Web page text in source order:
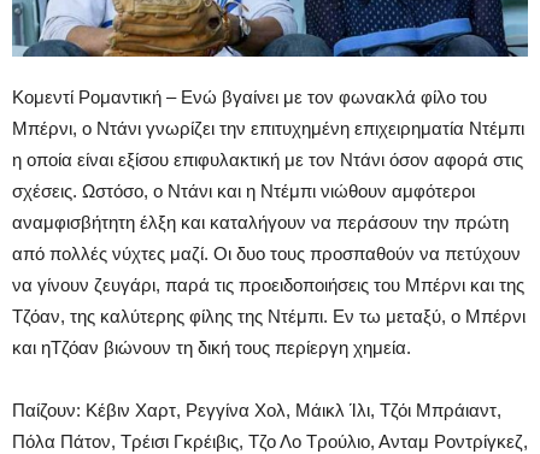
Κομεντί Ρομαντική – Ενώ βγαίνει με τον φωνακλά φίλο του
Μπέρνι, ο Ντάνι γνωρίζει την επιτυχημένη επιχειρηματία Ντέμπι
η οποία είναι εξίσου επιφυλακτική με τον Ντάνι όσον αφορά στις
σχέσεις. Ωστόσο, ο Ντάνι και η Ντέμπι νιώθουν αμφότεροι
αναμφισβήτητη έλξη και καταλήγουν να περάσουν την πρώτη
από πολλές νύχτες μαζί. Οι δυο τους προσπαθούν να πετύχουν
να γίνουν ζευγάρι, παρά τις προειδοποιήσεις του Μπέρνι και της
Τζόαν, της καλύτερης φίλης της Ντέμπι. Εν τω μεταξύ, ο Μπέρνι
και ηΤζόαν βιώνουν τη δική τους περίεργη χημεία.
Παίζουν: Κέβιν Χαρτ, Ρεγγίνα Χολ, Μάικλ Ίλι, Τζόι Μπράιαντ,
Πόλα Πάτον, Τρέισι Γκρέιβις, Τζο Λο Τρούλιο, Ανταμ Ροντρίγκεζ,